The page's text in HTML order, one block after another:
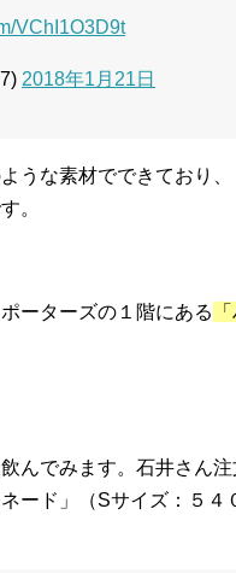
VChI1O3D9t
2018年1月21日
うな素材でできており
。
ーターズの１階にある
んでみます。石井さん
ード」（Sサイズ：５４